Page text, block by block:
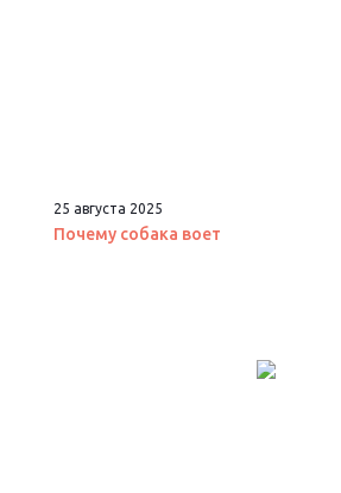
25 августа 2025
Почему собака воет